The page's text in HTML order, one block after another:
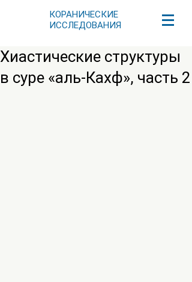
КОРАНИЧЕСКИЕ
ИССЛЕДОВАНИЯ
Хиастические структуры
в суре «аль-Кахф», часть 2